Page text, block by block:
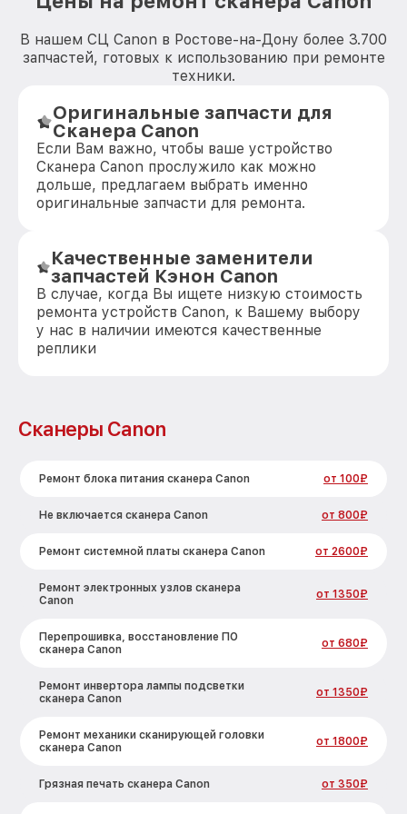
В нашем СЦ Canon в Ростове-на-Дону более 3.700
запчастей, готовых к использованию при ремонте
техники.
Оригинальные запчасти для
Сканера Canon
Если Вам важно, чтобы ваше устройство
Сканера Canon прослужило как можно
дольше, предлагаем выбрать именно
оригинальные запчасти для ремонта.
Качественные заменители
запчастей Кэнон Canon
В случае, когда Вы ищете низкую стоимость
ремонта устройств Canon, к Вашему выбору
у нас в наличии имеются качественные
реплики
Сканеры Canon
Ремонт блока питания сканера Canon от 100₽
Не включается сканера Canon от 800₽
Ремонт системной платы сканера Canon от 2600₽
Ремонт электронных узлов сканера
Canon
от 1350₽
Перепрошивка, восстановление ПО
сканера Canon
от 680₽
Ремонт инвертора лампы подсветки
сканера Canon
от 1350₽
Ремонт механики сканирующей головки
сканера Canon
от 1800₽
Грязная печать сканера Canon от 350₽